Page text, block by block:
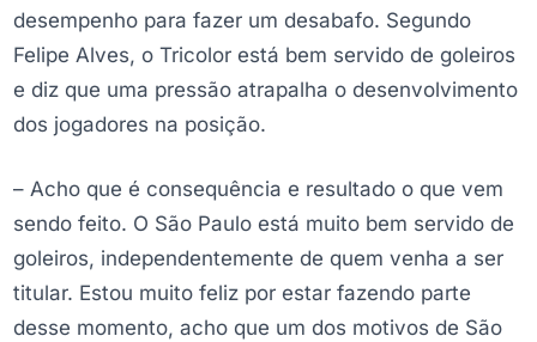
desempenho para fazer um desabafo. Segundo
Felipe Alves, o Tricolor está bem servido de goleiros
e diz que uma pressão atrapalha o desenvolvimento
dos jogadores na posição.
– Acho que é consequência e resultado o que vem
sendo feito. O São Paulo está muito bem servido de
goleiros, independentemente de quem venha a ser
titular. Estou muito feliz por estar fazendo parte
desse momento, acho que um dos motivos de São